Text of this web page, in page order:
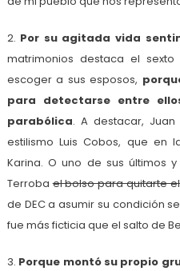
2. Por su agitada vida
matrimonios destaca el
escoger a sus esposos,
para detectarse entre
parabólica. A destacar,
estilismo Luis Cobos, que en
Karina. O uno de sus últimos
Terrobael bolso para quitarte
de DEC a asumir su condición
fue más ficticia que el salto de
3. Porque montó su propio